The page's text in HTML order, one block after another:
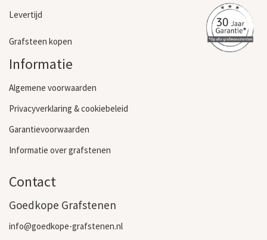
Levertijd
Grafsteen kopen
Informatie
Algemene voorwaarden
Privacyverklaring & cookiebeleid
Garantievoorwaarden
Informatie over grafstenen
Contact
Goedkope Grafstenen
info@goedkope-grafstenen.nl